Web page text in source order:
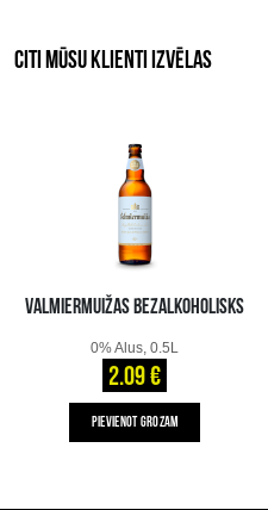
CITI MŪSU KLIENTI IZVĒLAS
VALMIERMUIŽAS BEZALKOHOLISKS
0% Alus, 0.5L
2.09 €
PIEVIENOT GROZAM